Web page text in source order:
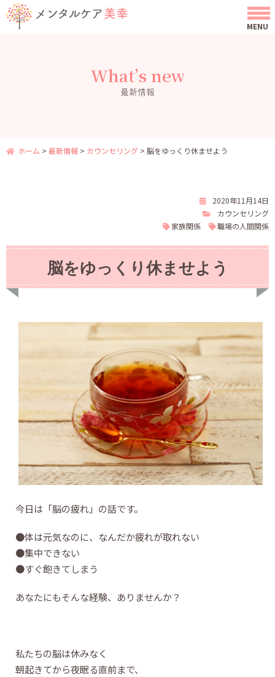
What’s new
最新情報
ホーム > 最新情報 > カウンセリング > 脳をゆっくり休ませよう
2020年11月14日
カウンセリング
家族関係
職場の人間関係
脳をゆっくり休ませよう
今日は「脳の疲れ」の話です。
●体は元気なのに、なんだか疲れが取れない
●集中できない
●すぐ飽きてしまう
あなたにもそんな経験、ありませんか？
私たちの脳は休みなく
朝起きてから夜眠る直前まで、